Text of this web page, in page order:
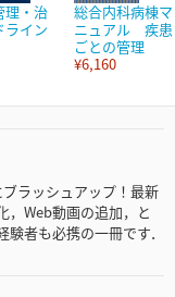
理・治
ライン
総合内科病棟マ
ニュアル 疾患
ごとの管理
¥6,160
ラッシュアップ！最新
，Web動画の追加，と
者も必携の一冊です．